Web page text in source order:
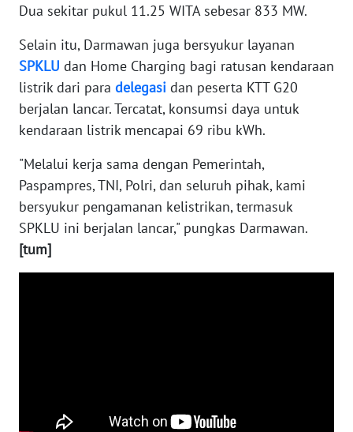
Dua sekitar pukul 11.25 WITA sebesar 833 MW.
Selain itu, Darmawan juga bersyukur layanan
SPKLU dan Home Charging bagi ratusan kendaraan
listrik dari para delegasi dan peserta KTT G20
berjalan lancar. Tercatat, konsumsi daya untuk
kendaraan listrik mencapai 69 ribu kWh.
"Melalui kerja sama dengan Pemerintah,
Paspampres, TNI, Polri, dan seluruh pihak, kami
bersyukur pengamanan kelistrikan, termasuk
SPKLU ini berjalan lancar," pungkas Darmawan.
[tum]
JATENG
WN
NUSANTARA
JOGJA
WN
JATIM